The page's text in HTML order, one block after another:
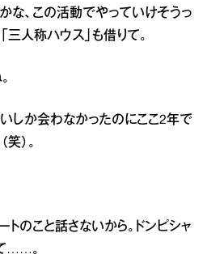
な、この活動でやっていけそうっ
三人称ハウス」も借りて。
しか会わなかったのにここ2年で
）。
トのこと話さないから。ドンピシャ
……。